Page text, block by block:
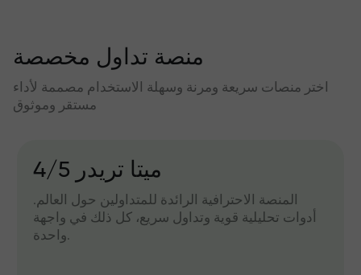
منصة تداول مخصصة
اختر منصات سريعة ومرنة وسهلة الاستخدام مصممة لأداء
مستقر وموثوق
میتا تریدر 4/5
المنصة الاحترافية الرائدة للمتداولين حول العالم.
أدوات تحليلية قوية وتداول سريع، كل ذلك في واجهة
واحدة.